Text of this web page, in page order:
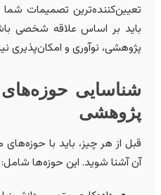
تصمیمات شما
بر اساس علاقه شخصی باشد،
نوآوری و امکان‌پذیری نیز
حوزه‌های
از هر چیز، باید با حوزه‌های
آشنا شوید. این حوزه‌ها شامل: